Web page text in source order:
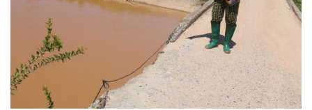
Phạt đến 100 triệu đồng với hành vi sản xuất,
mua bán thức ăn chăn nuôi chứa hóa chất
cấm